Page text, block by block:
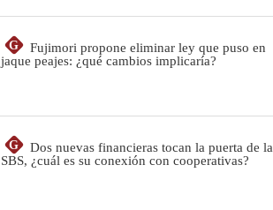
G
Fujimori propone eliminar ley que puso en
jaque peajes: ¿qué cambios implicaría?
G
Dos nuevas financieras tocan la puerta de la
SBS, ¿cuál es su conexión con cooperativas?